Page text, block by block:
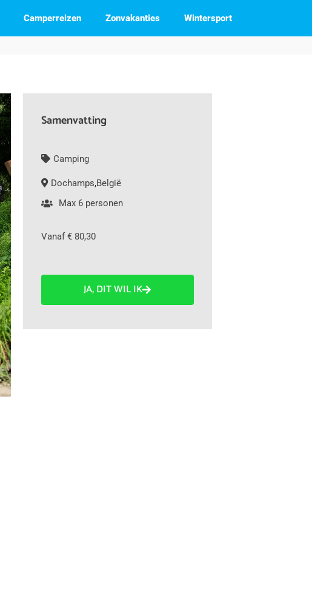
Camperreizen Zonvakanties Wintersport
Samenvatting
Camping
Dochamps,België
Max 6 personen
Vanaf € 80,30
JA, DIT WIL IK